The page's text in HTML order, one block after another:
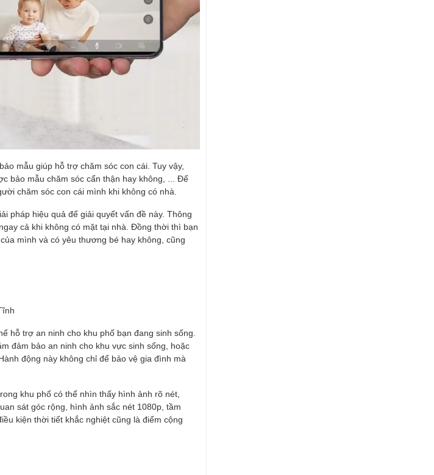
mẫu giúp hỗ trợ chăm sóc con cái. Tuy vậy,
bảo mẫu chăm sóc cẩn thận hay không, ... Để
chăm sóc con cái mình khi không có nhà.
pháp hiệu quả để giải quyết vấn đề này. Thông
cả khi không có mặt tại nhà. Đồng thời thì bạn
mình và có yêu thương bé hay không, cũng
hỗ trợ an ninh cho khu phố bạn đang sinh sống.
đảm bảo an ninh cho khu vực sinh sống, hoặc
động này không chỉ để bảo vệ gia đình mà
khu phố có thể nhìn thấy hình ảnh rõ nét,
sát góc rộng, hình ảnh sắc nét 1080p, tầm
kiện thời tiết khắc nghiệt cũng là điểm cộng